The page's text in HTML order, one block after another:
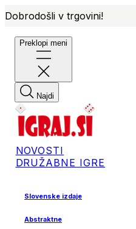
Dobrodošli v trgovini!
Preklopi meni
Najdi
NOVOSTI
DRUŽABNE IGRE
Slovenske izdaje
Abstraktne